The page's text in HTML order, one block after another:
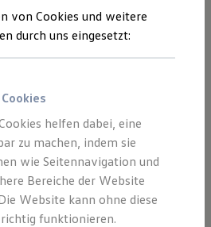
Leasing
Leasing
Anzahlung
mit Schlussrate
und Garantien
von Cookies und weitere
durch uns eingesetzt:
helfen dabei, eine
zu machen, indem sie
wie Seitennavigation und
Bereiche der Website
Website kann ohne diese
funktionieren.